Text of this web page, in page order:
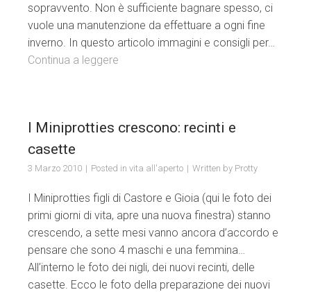
sopravvento. Non è sufficiente bagnare spesso, ci
vuole una manutenzione da effettuare a ogni fine
inverno. In questo articolo immagini e consigli per…
Continua a leggere
I Miniprotties crescono: recinti e
casette
3 Marzo 2010 Posted in vita all'aperto Written by Protty
I Miniprotties figli di Castore e Gioia (qui le foto dei
primi giorni di vita, apre una nuova finestra) stanno
crescendo, a sette mesi vanno ancora d’accordo e
pensare che sono 4 maschi e una femmina…
All’interno le foto dei nigli, dei nuovi recinti, delle
casette. Ecco le foto della preparazione dei nuovi